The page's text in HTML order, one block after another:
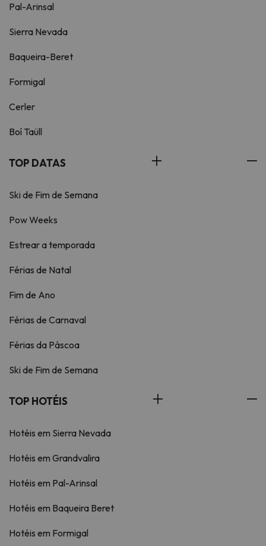
Pal-Arinsal
Sierra Nevada
Baqueira-Beret
Formigal
Cerler
Boí Taüll
TOP DATAS
Ski de Fim de Semana
Pow Weeks
Estrear a temporada
Férias de Natal
Fim de Ano
Férias de Carnaval
Férias da Páscoa
Ski de Fim de Semana
TOP HOTÉIS
Hotéis em Sierra Nevada
Hotéis em Grandvalira
Hotéis em Pal-Arinsal
Hotéis em Baqueira Beret
Hotéis em Formigal